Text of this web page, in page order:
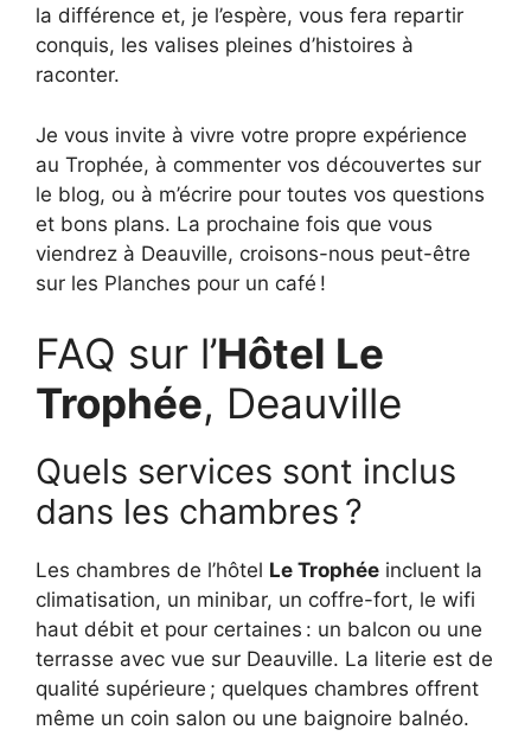
la différence et, je l’espère, vous fera repartir
conquis, les valises pleines d’histoires à
raconter.
Je vous invite à vivre votre propre expérience
au Trophée, à commenter vos découvertes sur
le blog, ou à m’écrire pour toutes vos questions
et bons plans. La prochaine fois que vous
viendrez à Deauville, croisons-nous peut-être
sur les Planches pour un café !
FAQ sur l’Hôtel Le
Trophée, Deauville
Quels services sont inclus
dans les chambres ?
Les chambres de l’hôtel Le Trophée incluent la
climatisation, un minibar, un coffre-fort, le wifi
haut débit et pour certaines : un balcon ou une
terrasse avec vue sur Deauville. La literie est de
qualité supérieure ; quelques chambres offrent
même un coin salon ou une baignoire balnéo.